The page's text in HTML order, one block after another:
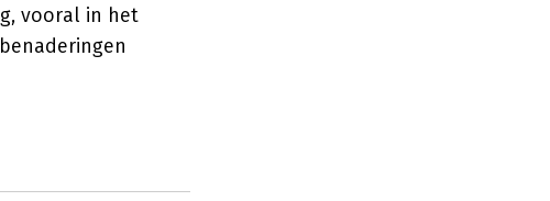
vooral in het